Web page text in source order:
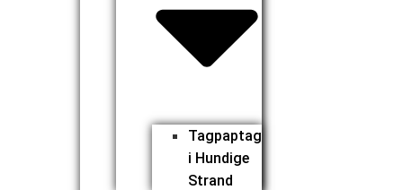
Tagpaptag
i Hundige
Strand